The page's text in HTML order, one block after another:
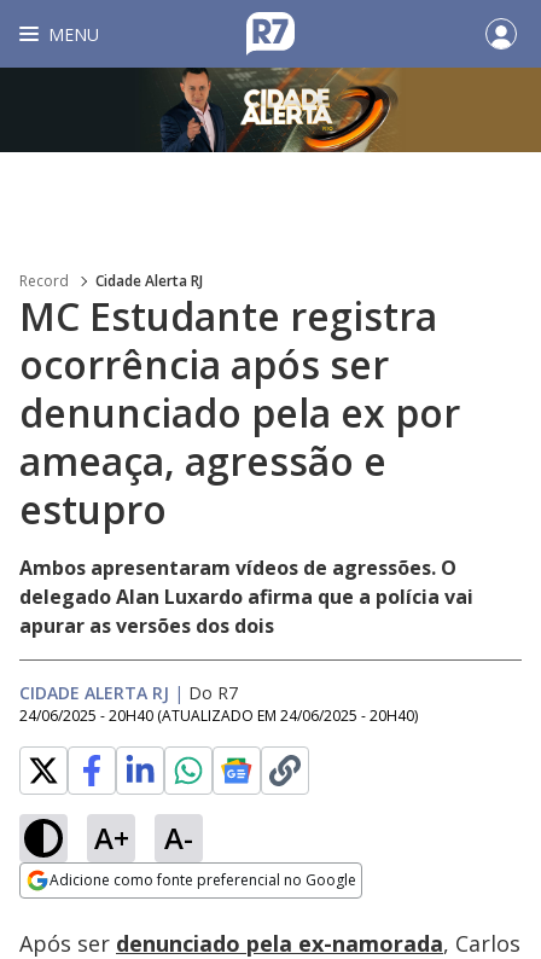
MENU
Record Cidade Alerta RJ
MC Estudante registra
ocorrência após ser
denunciado pela ex por
ameaça, agressão e
estupro
Ambos apresentaram vídeos de agressões. O
delegado Alan Luxardo afirma que a polícia vai
apurar as versões dos dois
CIDADE ALERTA RJ | Do R7
24/06/2025 - 20H40 (ATUALIZADO EM 24/06/2025 - 20H40)
A+ A-
Adicione como fonte preferencial no Google
Ativar
Loaded :
16.26%
Após ser denunciado pela ex-namorada, Carlos